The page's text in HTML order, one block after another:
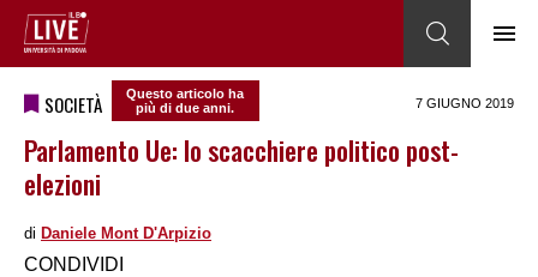
SOCIETÀ
Questo articolo ha
più di due anni.
7 GIUGNO 2019
Parlamento Ue: lo scacchiere politico post-
elezioni
di Daniele Mont D'Arpizio
CONDIVIDI